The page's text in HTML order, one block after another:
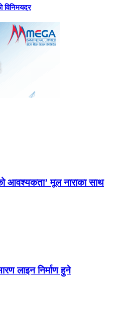
विनिमयदर
आवश्यकता’ मूल नाराका साथ
लाइन निर्माण हुने